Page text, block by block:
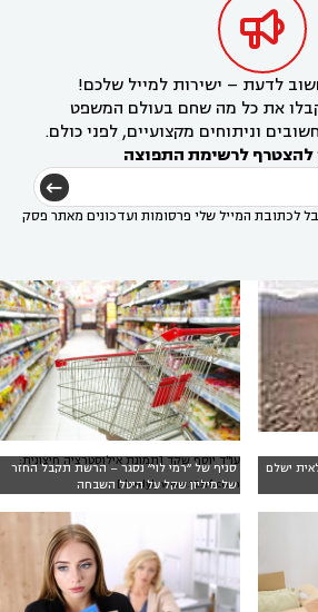

לדעת – ישירות למייל שלכם!
את כל מה שחם בעולם המשפט
וניתוחים מקצועיים, לפני כולם.
להצטרף לרשימת התפוצה
לכתובת המייל שלי פרסומות ועדכונים מאתר פסק
ישלם
סניף של ״רמי לוי״ נסגר – הרשת תקבל החזר
של מיליון שקל על היטל השבחה
עו"ד יוסף שקד [תמונת אילוסטרציה חיצונית:
hxdyl, www.123rf.com ]